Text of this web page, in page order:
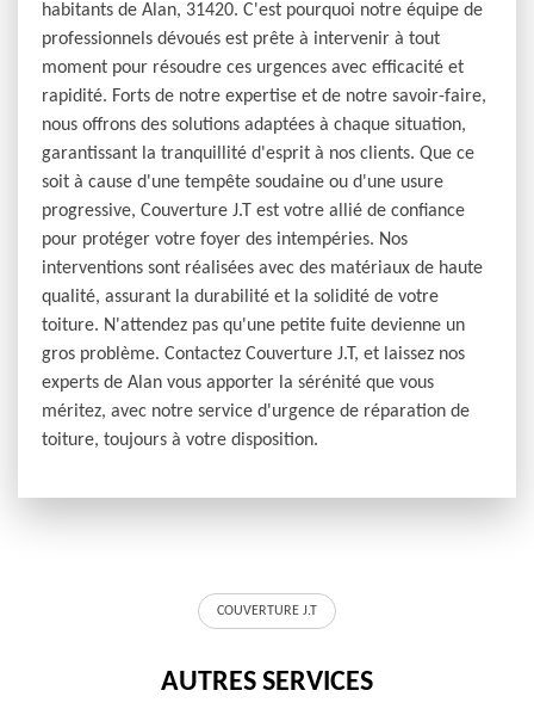
habitants de Alan, 31420. C'est pourquoi notre équipe de
professionnels dévoués est prête à intervenir à tout
moment pour résoudre ces urgences avec efficacité et
rapidité. Forts de notre expertise et de notre savoir-faire,
nous offrons des solutions adaptées à chaque situation,
garantissant la tranquillité d'esprit à nos clients. Que ce
soit à cause d'une tempête soudaine ou d'une usure
progressive, Couverture J.T est votre allié de confiance
pour protéger votre foyer des intempéries. Nos
interventions sont réalisées avec des matériaux de haute
qualité, assurant la durabilité et la solidité de votre
toiture. N'attendez pas qu'une petite fuite devienne un
gros problème. Contactez Couverture J.T, et laissez nos
experts de Alan vous apporter la sérénité que vous
méritez, avec notre service d'urgence de réparation de
toiture, toujours à votre disposition.
COUVERTURE J.T
AUTRES SERVICES